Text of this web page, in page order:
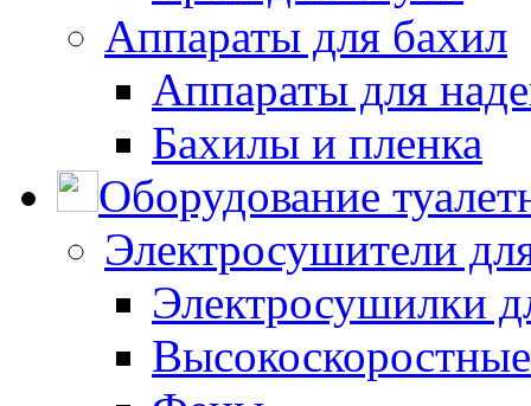
Аппараты для бахил
Аппараты для
Бахилы и пленка
Оборудование
Электросушители
Электросушилки